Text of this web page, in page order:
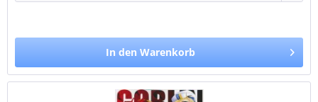
In den Warenkorb